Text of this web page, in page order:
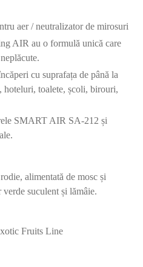
aer / neutralizator de mirosuri
AIR au o formulă unică care
cu suprafața de până la
hoteluri, toalete, școli, birouri,
SMART AIR SA-212 și
alimentată de mosc și
suculent și lămâie.
Fruits Line